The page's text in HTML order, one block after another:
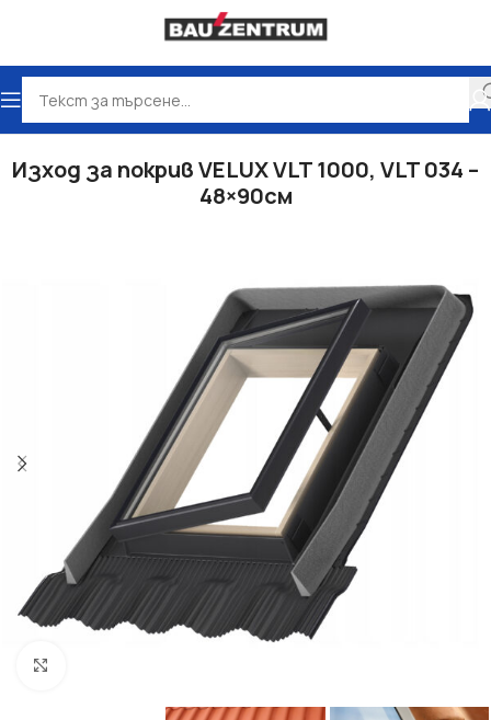
Начало Покривни прозорци VELUX
Изход за покрив VELUX VLT 1000, VLT 034 –
48×90см